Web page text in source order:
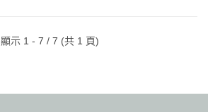
顯示 1 - 7 / 7 (共 1 頁)